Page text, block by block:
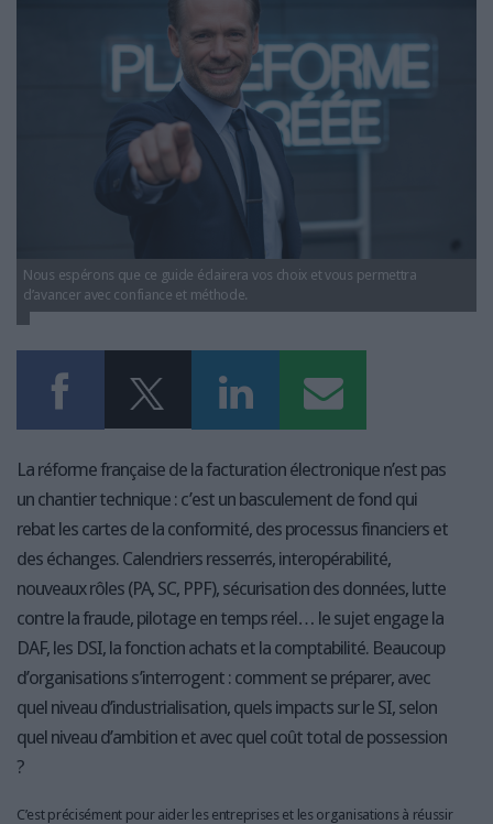
L'ESPACE EMPLOI
L'ANNUAIRE DES ACTEURS
LES LIVRES BLANCS
Nous espérons que ce guide éclairera vos choix et vous permettra
d’avancer avec confiance et méthode.
La réforme française de la facturation électronique n’est pas
un chantier technique : c’est un basculement de fond qui
rebat les cartes de la conformité, des processus financiers et
des échanges. Calendriers resserrés, interopérabilité,
nouveaux rôles (PA, SC, PPF), sécurisation des données, lutte
contre la fraude, pilotage en temps réel… le sujet engage la
DAF, les DSI, la fonction achats et la comptabilité. Beaucoup
d’organisations s’interrogent : comment se préparer, avec
quel niveau d’industrialisation, quels impacts sur le SI, selon
quel niveau d’ambition et avec quel coût total de possession
?
C’est précisément pour aider les entreprises et les organisations à réussir